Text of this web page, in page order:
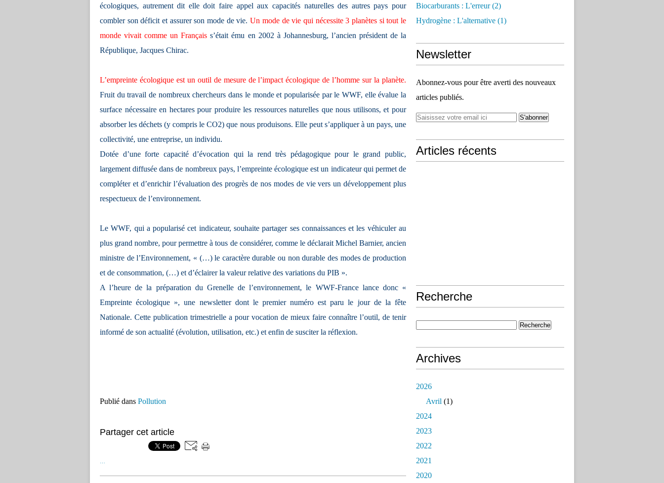
écologiques, autrement dit elle doit faire appel aux capacités naturelles des autres pays pour
combler son déficit et assurer son mode de vie.Un mode de vie qui nécessite 3 planètes si tout le
monde vivait comme un Français s’était ému en 2002 à Johannesburg, l’ancien président de la
République, Jacques Chirac.
L’empreinte écologique est un outil de mesure de l’impact écologique de l’homme sur la planète.
Fruit du travail de nombreux chercheurs dans le monde et popularisée par le WWF, elle évalue la
surface nécessaire en hectares pour produire les ressources naturelles que nous utilisons, et pour
absorber les déchets (y compris le CO2) que nous produisons. Elle peut s’appliquer à un pays, une
collectivité, une entreprise, un individu.
Dotée d’une forte capacité d’évocation qui la rend très pédagogique pour le grand public,
largement diffusée dans de nombreux pays, l’empreinte écologique est un indicateur qui permet de
compléter et d’enrichir l’évaluation des progrès de nos modes de vie vers un développement plus
respectueux de l’environnement.
Le WWF, qui a popularisé cet indicateur, souhaite partager ses connaissances et les véhiculer au
plus grand nombre, pour permettre à tous de considérer, comme le déclarait Michel Barnier, ancien
ministre de l’Environnement, « (…) le caractère durable ou non durable des modes de production
et de consommation, (…) et d’éclairer la valeur relative des variations du PIB ».
A l’heure de la préparation du Grenelle de l’environnement, le WWF-France lance donc «
Empreinte écologique », une newsletter dont le premier numéro est paru le jour de la fête
Nationale. Cette publication trimestrielle a pour vocation de mieux faire connaître l’outil, de tenir
informé de son actualité (évolution, utilisation, etc.) et enfin de susciter la réflexion.
Publié dans Pollution
Partager cet article
Biocarburants : L'erreur(2)
Hydrogène : L'alternative (1)
Newsletter
Abonnez-vous pour être averti des nouveaux
articles publiés.
Articles récents
Recherche
Archives
2026
Avril (1)
2024
2023
2022
2021
2020